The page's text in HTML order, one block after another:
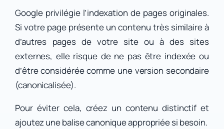
Google privilégie l’indexation de pages originales.
Si votre page présente un contenu très similaire à
d’autres pages de votre site ou à des sites
externes, elle risque de ne pas être indexée ou
d’être considérée comme une version secondaire
(canonicalisée).
Pour éviter cela, créez un contenu distinctif et
ajoutez une balise canonique appropriée si besoin.